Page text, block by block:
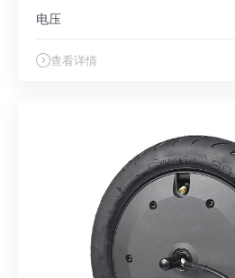
电压
查看详情